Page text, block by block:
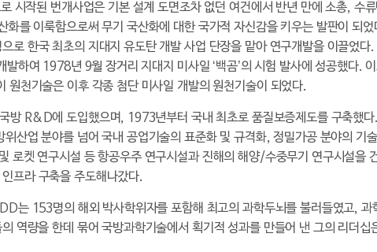
시작된 번개사업은 기본 설계 도면조차 없던 여건에서 반년 만에 소총, 수
화를 이룩함으로써 무기 국산화에 대한 국가적 자신감을 키우는 발판이 되
으로 한국 최초의 지대지 유도탄 개발 사업 단장을 맡아 연구개발을 이끌었
발하여 1978년 9월 장거리 지대지 미사일 ‘백곰’의 시험 발사에 성공했다.
원천기술은 이후 각종 첨단 미사일 개발의 원천기술이 되었다.
방 R&D에 도입했으며, 1973년부터 국내 최초로 품질보증제도를 구축했다
산업 분야를 넘어 국내 공업기술의 표준화 및 규격화, 정밀가공 분야의 기
로켓 연구시설 등 항공우주 연구시설과 진해의 해양/수중무기 연구시설을
프라 구축을 주도해나갔다.
는 153명의 해외 박사학위자를 포함해 최고의 과학두뇌를 불러들였고, 과
역량을 한데 묶어 국방과학기술에서 획기적 성과를 만들어 낸 그의 리더십